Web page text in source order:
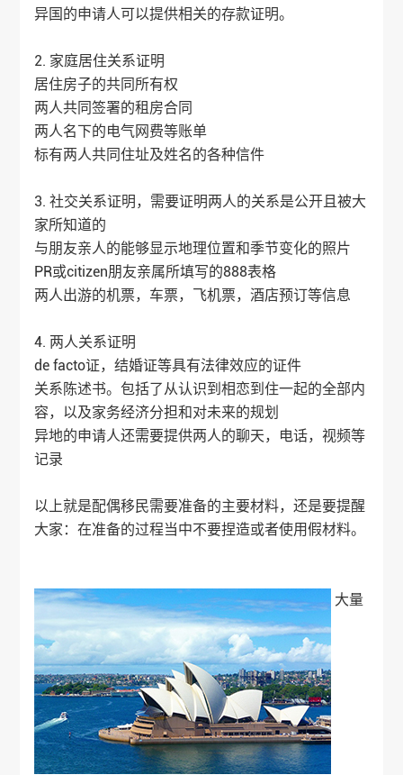
异国的申请人可以提供相关的存款证明。
2. 家庭居住关系证明
居住房子的共同所有权
两人共同签署的租房合同
两人名下的电气网费等账单
标有两人共同住址及姓名的各种信件
3. 社交关系证明，需要证明两人的关系是公开且被大
家所知道的
与朋友亲人的能够显示地理位置和季节变化的照片
PR或citizen朋友亲属所填写的888表格
两人出游的机票，车票，飞机票，酒店预订等信息
4. 两人关系证明
de facto证，结婚证等具有法律效应的证件
关系陈述书。包括了从认识到相恋到住一起的全部内
容，以及家务经济分担和对未来的规划
异地的申请人还需要提供两人的聊天，电话，视频等
记录
以上就是配偶移民需要准备的主要材料，还是要提醒
大家：在准备的过程当中不要捏造或者使用假材料。
大量